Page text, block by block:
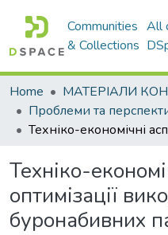
Communities
& Collections
All
Home
Техніко-
оптимізації
буронабивних